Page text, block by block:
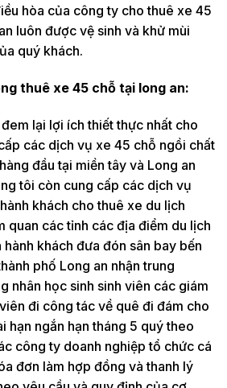
hòa của công ty cho thuê xe 45
luôn được vệ sinh và khử mùi
quý khách.
thuê xe 45 chỗ tại long an:
lại lợi ích thiết thực nhất cho
các dịch vụ xe 45 chỗ ngồi chất
đầu tại miền tây và Long an
tôi còn cung cấp các dịch vụ
khách cho thuê xe du lịch
quan các tỉnh các địa điểm du lịch
khách đưa đón sân bay bến
phố Long an nhận trung
nhân học sinh sinh viên các giám
đi công tác về quê đi đám cho
hạn ngắn hạn tháng 5 quý theo
công ty doanh nghiệp tổ chức cá
đơn làm hợp đồng và thanh lý